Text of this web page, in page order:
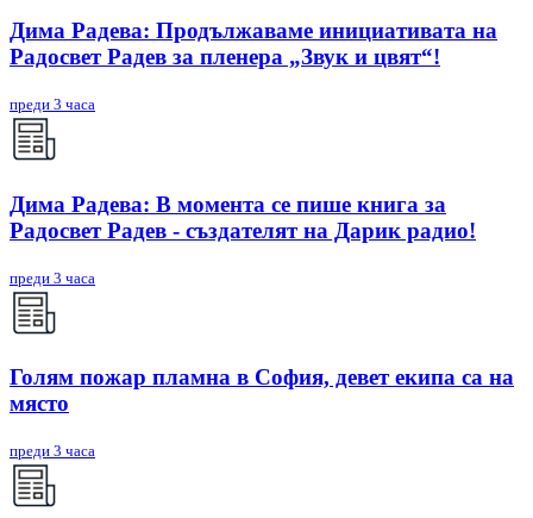
Дима Радева: Продължаваме инициативата на
Радосвет Радев за пленера „Звук и цвят“!
преди 3 часа
Дима Радева: В момента се пише книга за
Радосвет Радев - създателят на Дарик радио!
преди 3 часа
Голям пожар пламна в София, девет екипа са на
място
преди 3 часа